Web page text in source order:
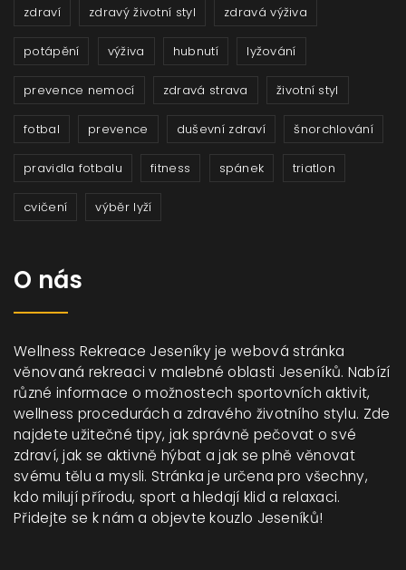
zdraví zdravý životní styl zdravá výživa
potápění výživa hubnutí lyžování
prevence nemocí zdravá strava životní styl
fotbal prevence duševní zdraví šnorchlování
pravidla fotbalu fitness spánek triatlon
cvičení výběr lyží
O nás
Wellness Rekreace Jeseníky je webová stránka
věnovaná rekreaci v malebné oblasti Jeseníků. Nabízí
různé informace o možnostech sportovních aktivit,
wellness procedurách a zdravého životního stylu. Zde
najdete užitečné tipy, jak správně pečovat o své
zdraví, jak se aktivně hýbat a jak se plně věnovat
svému tělu a mysli. Stránka je určena pro všechny,
kdo milují přírodu, sport a hledají klid a relaxaci.
Přidejte se k nám a objevte kouzlo Jeseníků!